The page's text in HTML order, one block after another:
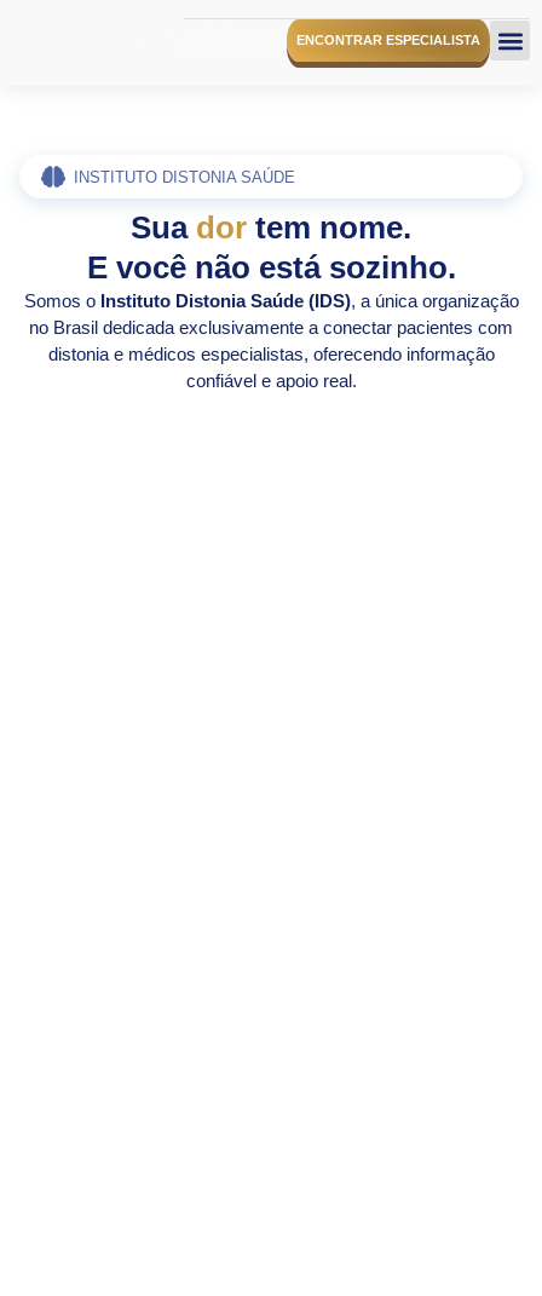
ENCONTRAR ESPECIALISTA
INSTITUTO DISTONIA SAÚDE
Sua dor tem nome.
E você não está sozinho.
Somos o Instituto Distonia Saúde (IDS), a única organização
no Brasil dedicada exclusivamente a conectar pacientes com
distonia e médicos especialistas, oferecendo informação
confiável e apoio real.